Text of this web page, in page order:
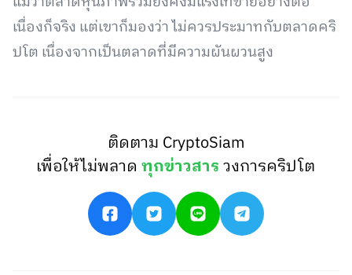
เนื่องก็จริง แต่เขาก็มองว่า ไม่ควรประมาทกับตลาดคริ
ปโต เนื่องจากเป็นตลาดที่มีความผันผวนสูง
ติดตาม CryptoSiam
เพื่อให้ไม่พลาดทุกข่าวสารวงการคริปโต